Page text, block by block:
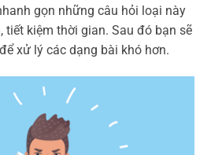
gọn những câu hỏi loại này
tiết kiệm thời gian. Sau đó bạn sẽ
xử lý các dạng bài khó hơn.